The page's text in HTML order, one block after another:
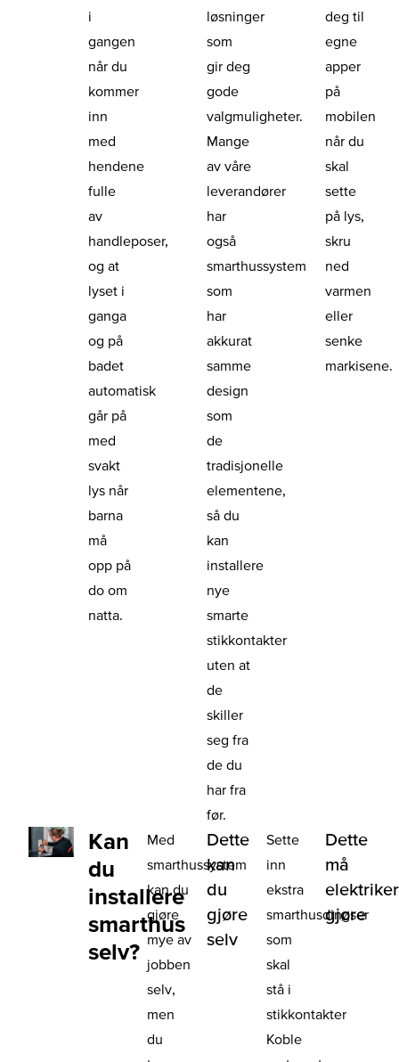
i
gangen
når du
kommer
inn
med
hendene
fulle
av
handleposer,
og at
lyset i
ganga
og på
badet
automatisk
går på
med
svakt
lys når
barna
må
opp på
do om
natta.
løsninger
som
gir deg
gode
valgmuligheter.
Mange
av våre
leverandører
har
også
smarthussystem
som
har
akkurat
samme
design
som
de
tradisjonelle
elementene,
så du
kan
installere
nye
smarte
stikkontakter
uten at
de
skiller
seg fra
de du
har fra
før.
deg til
egne
apper
på
mobilen
når du
skal
sette
på lys,
skru
ned
varmen
eller
senke
markisene.
Kan
du
installere
smarthus
selv?
Med
smarthussystem
kan du
gjøre
mye av
jobben
selv,
men
du
Dette
kan
du
gjøre
selv
Sette
inn
ekstra
smarthusdingser
som
skal
stå i
stikkontakter
Koble
Dette
må
gjøre